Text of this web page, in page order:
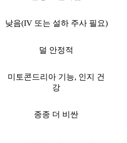
낮음(IV 또는 설하 주사 필요)
덜 안정적
미토콘드리아 기능, 인지 건
강
종종 더 비싼